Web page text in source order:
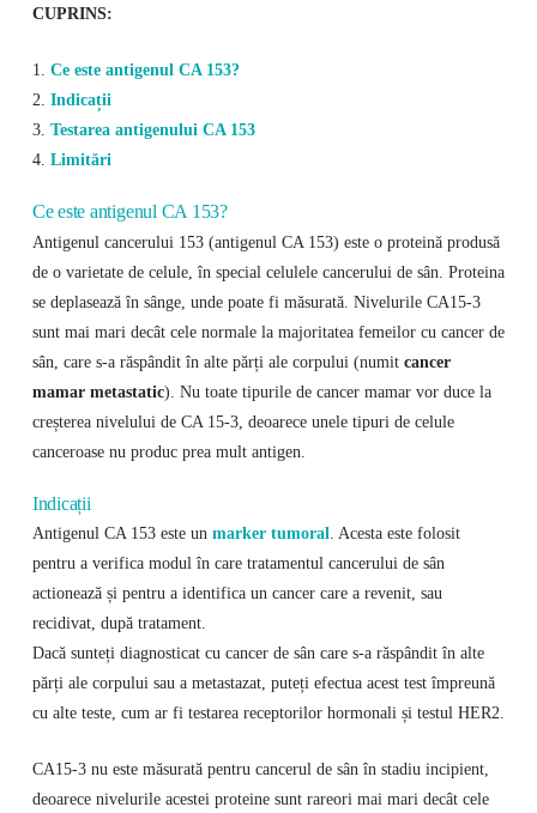
CUPRINS:
1. Ce este antigenul CA 153?
2. Indicații
3. Testarea antigenului CA 153
4. Limitări
Ce este antigenul CA 153?
Antigenul cancerului 153 (antigenul CA 153) este o proteină produsă
de o varietate de celule, în special celulele cancerului de sân. Proteina
se deplasează în sânge, unde poate fi măsurată. Nivelurile CA15-3
sunt mai mari decât cele normale la majoritatea femeilor cu cancer de
sân, care s-a răspândit în alte părți ale corpului (numit cancer
mamar metastatic). Nu toate tipurile de cancer mamar vor duce la
creșterea nivelului de CA 15-3, deoarece unele tipuri de celule
canceroase nu produc prea mult antigen.
Indicații
Antigenul CA 153 este un marker tumoral. Acesta este folosit
pentru a verifica modul în care tratamentul cancerului de sân
actionează și pentru a identifica un cancer care a revenit, sau
recidivat, după tratament.
Dacă sunteți diagnosticat cu cancer de sân care s-a răspândit în alte
părți ale corpului sau a metastazat, puteți efectua acest test împreună
cu alte teste, cum ar fi testarea receptorilor hormonali și testul HER2.
CA15-3 nu este măsurată pentru cancerul de sân în stadiu incipient,
deoarece nivelurile acestei proteine ​​sunt rareori mai mari decât cele